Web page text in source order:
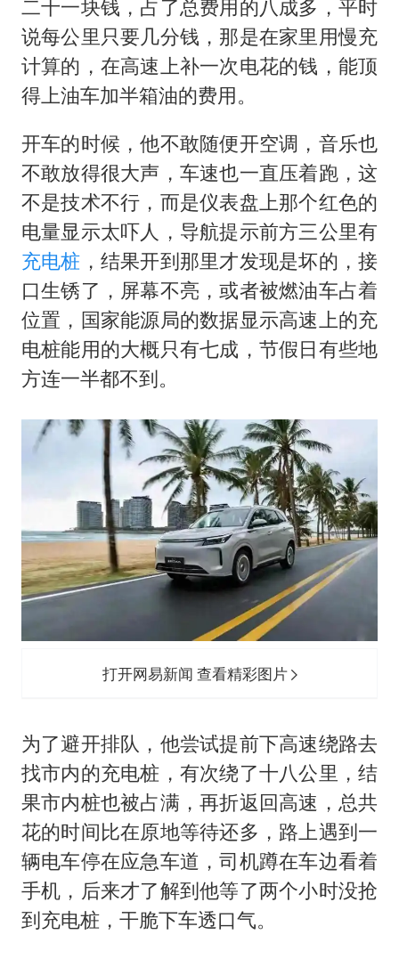
二十一块钱，占了总费用的八成多，平时
说每公里只要几分钱，那是在家里用慢充
计算的，在高速上补一次电花的钱，能顶
得上油车加半箱油的费用。
开车的时候，他不敢随便开空调，音乐也
不敢放得很大声，车速也一直压着跑，这
不是技术不行，而是仪表盘上那个红色的
电量显示太吓人，导航提示前方三公里有
充电桩 ，结果开到那里才发现是坏的，接
口生锈了，屏幕不亮，或者被燃油车占着
位置，国家能源局的数据显示高速上的充
电桩能用的大概只有七成，节假日有些地
方连一半都不到。
打开网易新闻 查看精彩图片
为了避开排队，他尝试提前下高速绕路去
找市内的充电桩，有次绕了十八公里，结
果市内桩也被占满，再折返回高速，总共
花的时间比在原地等待还多，路上遇到一
辆电车停在应急车道，司机蹲在车边看着
手机，后来才了解到他等了两个小时没抢
到充电桩，干脆下车透口气。